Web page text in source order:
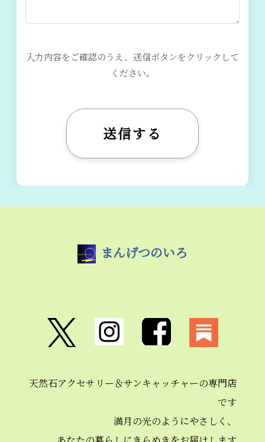
入力内容をご確認のうえ、送信ボタンをクリックして
ください。
まんげつのいろ
天然石アクセサリー＆サンキャッチャーの専門店
です
満月の光のようにやさしく、